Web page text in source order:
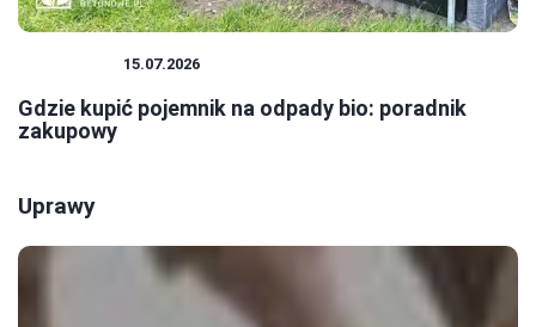
15.07.2026
Gdzie kupić pojemnik na odpady bio: poradnik
zakupowy
Uprawy